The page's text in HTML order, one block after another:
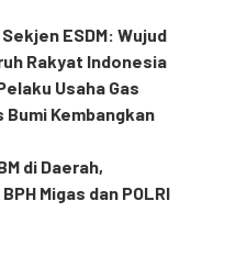
ESDM: Wujud
Rakyat Indonesia
Usaha Gas
Bumi Kembangkan
di Daerah,
Migas dan POLRI